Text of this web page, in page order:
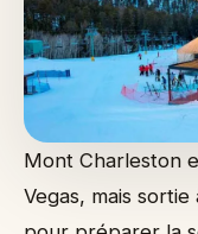
Mont Charleston
Vegas, mais